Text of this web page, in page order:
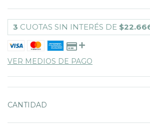
3 CUOTAS SIN INTERÉS DE
VER MEDIOS DE PAGO
CANTIDAD